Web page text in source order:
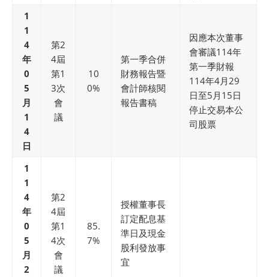
1
1
4
年
0
5
月
1
4
日
第2
4屆
第1
3次
會
議
10
0%
第一季合併
財務報告暨
會計師核閱
報告書稿
因應本次董事
會審議114年
第一季財報
114年4月29
日至5月15日
停止交易本公
司股票
1
1
4
年
0
5
月
2
第2
4屆
第1
4次
會
議
85.
7%
授權董事長
訂定配息基
準日及現金
股利發放事
宜